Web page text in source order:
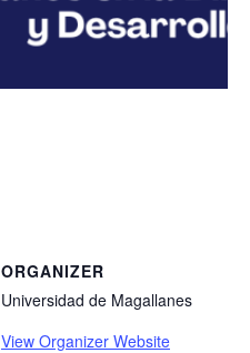
ORGANIZER
Universidad de Magallanes
View Organizer Website